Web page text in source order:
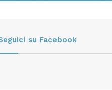
su Facebook